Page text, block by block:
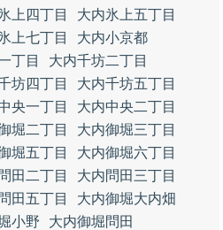
上四丁目
大内氷上五丁目
上七丁目
大内小京都
丁目
大内千坊二丁目
坊四丁目
大内千坊五丁目
央一丁目
大内中央二丁目
堀二丁目
大内御堀三丁目
堀五丁目
大内御堀六丁目
田二丁目
大内問田三丁目
田五丁目
大内御堀大内畑
小野
大内御堀問田